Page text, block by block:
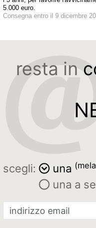
5.000 euro.
Consegna entro il 9 dicembre
resta in
scegli: una
una a